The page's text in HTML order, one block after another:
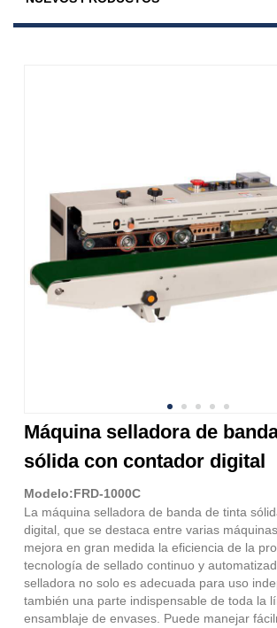
Máquina selladora de
sólida con contador digital
Modelo:FRD-1000C
La máquina selladora de banda de tinta
digital, que se destaca entre varias
mejora en gran medida la eficiencia de la
tecnología de sellado continuo y
selladora no solo es adecuada para uso
también una parte indispensable de toda la
ensamblaje de envases. Puede manejar